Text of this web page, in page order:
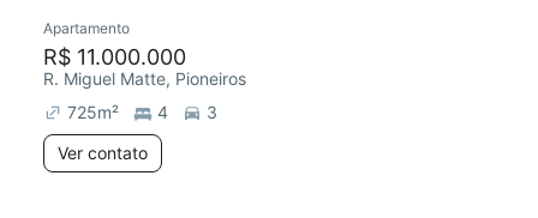
Apartamento
R$ 11.000.000
R. Miguel Matte, Pioneiros
725m² 4
3
Ver contato